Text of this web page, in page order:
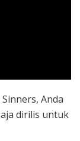
Anda
dirilis untuk